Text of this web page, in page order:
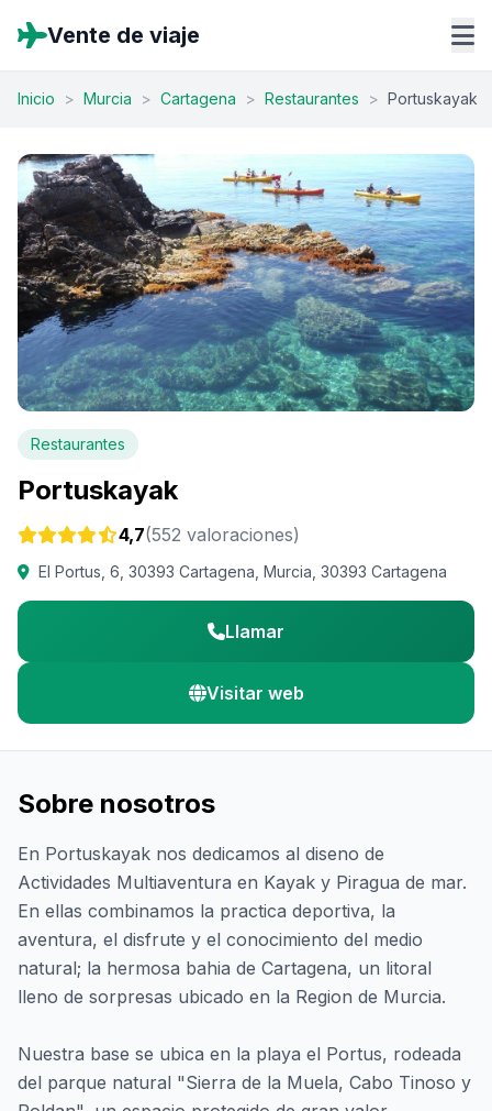
Vente de viaje
Inicio > Murcia > Cartagena > Restaurantes > Portuskayak
Restaurantes
Portuskayak
4,7(552 valoraciones)
El Portus, 6, 30393 Cartagena, Murcia, 30393 Cartagena
Llamar
Visitar web
Sobre nosotros
En Portuskayak nos dedicamos al diseno de
Actividades Multiaventura en Kayak y Piragua de mar.
En ellas combinamos la practica deportiva, la
aventura, el disfrute y el conocimiento del medio
natural; la hermosa bahia de Cartagena, un litoral
lleno de sorpresas ubicado en la Region de Murcia.
Nuestra base se ubica en la playa el Portus, rodeada
del parque natural "Sierra de la Muela, Cabo Tinoso y